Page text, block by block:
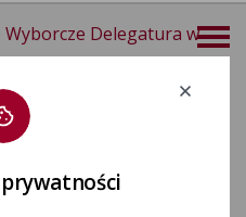
Delegatura w